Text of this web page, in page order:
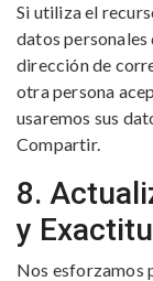
Si utiliza el
datos
dirección de
otra persona
usaremos sus
Compartir.
8.
y
Nos esforzamos